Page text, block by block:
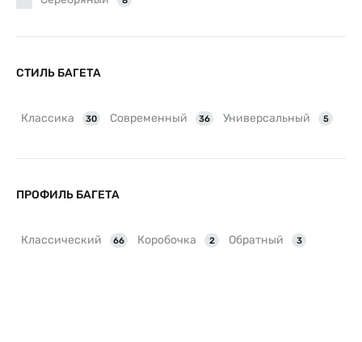
Фиолетовый
СТИЛЬ БАГЕТА
Классика 30 Современный 36 Универсальный 5
ПРОФИЛЬ БАГЕТА
Классический 66 Коробочка 2 Обратный 3